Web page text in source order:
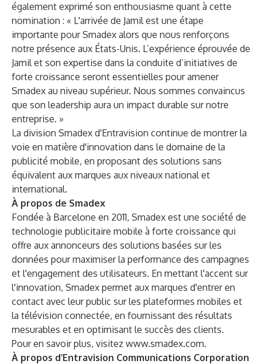
également exprimé son enthousiasme quant à cette
nomination : « L'arrivée de Jamil est une étape
importante pour Smadex alors que nous renforçons
notre présence aux États-Unis. L’expérience éprouvée de
Jamil et son expertise dans la conduite d’initiatives de
forte croissance seront essentielles pour amener
Smadex au niveau supérieur. Nous sommes convaincus
que son leadership aura un impact durable sur notre
entreprise. »
La division Smadex d'Entravision continue de montrer la
voie en matière d'innovation dans le domaine de la
publicité mobile, en proposant des solutions sans
équivalent aux marques aux niveaux national et
international.
À propos de Smadex
Fondée à Barcelone en 2011, Smadex est une société de
technologie publicitaire mobile à forte croissance qui
offre aux annonceurs des solutions basées sur les
données pour maximiser la performance des campagnes
et l'engagement des utilisateurs. En mettant l'accent sur
l'innovation, Smadex permet aux marques d'entrer en
contact avec leur public sur les plateformes mobiles et
la télévision connectée, en fournissant des résultats
mesurables et en optimisant le succès des clients.
Pour en savoir plus, visitez www.smadex.com.
À propos d’Entravision Communications Corporation